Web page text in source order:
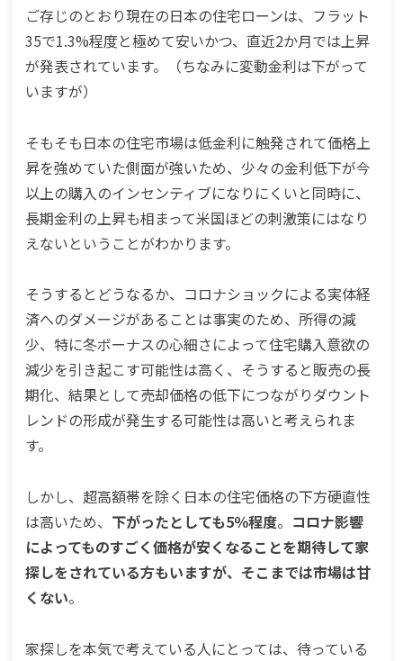
ご存じのとおり現在の日本の住宅ローンは、フラット
35で1.3%程度と極めて安いかつ、直近2か月では上昇
が発表されています。（ちなみに変動金利は下がって
いますが）
そもそも日本の住宅市場は低金利に触発されて価格上
昇を強めていた側面が強いため、少々の金利低下が今
以上の購入のインセンティブになりにくいと同時に、
長期金利の上昇も相まって米国ほどの刺激策にはなり
えないということがわかります。
そうするとどうなるか、コロナショックによる実体経
済へのダメージがあることは事実のため、所得の減
少、特に冬ボーナスの心細さによって住宅購入意欲の
減少を引き起こす可能性は高く、そうすると販売の長
期化、結果として売却価格の低下につながりダウント
レンドの形成が発生する可能性は高いと考えられま
す。
しかし、超高額帯を除く日本の住宅価格の下方硬直性
は高いため、 下がったとしても5％程度。 コロナ影響
によってものすごく価格が安くなることを期待して家
探しをされている方もいますが、そこまでは市場は甘
くない。
家探しを本気で考えている人にとっては、待っている